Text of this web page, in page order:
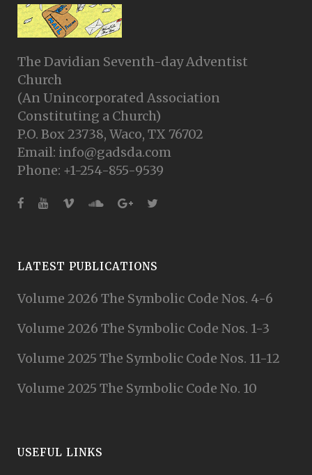
The Davidian Seventh-day Adventist
Church
(An Unincorporated Association
Constituting a Church)
P.O. Box 23738, Waco, TX 76702
Email: info@gadsda.com
Phone: +1-254-855-9539
LATEST PUBLICATIONS
Volume 2026 The Symbolic Code Nos. 4-6
Volume 2026 The Symbolic Code Nos. 1-3
Volume 2025 The Symbolic Code Nos. 11-12
Volume 2025 The Symbolic Code No. 10
USEFUL LINKS